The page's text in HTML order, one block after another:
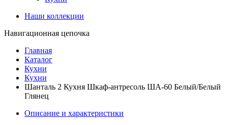
Наши коллекции
Навигационная цепочка
Главная
Каталог
Кухни
Кухни
Шанталь 2 Кухня Шкаф-антресоль ША-60 Белый/Белый
Глянец
Описание и характеристики